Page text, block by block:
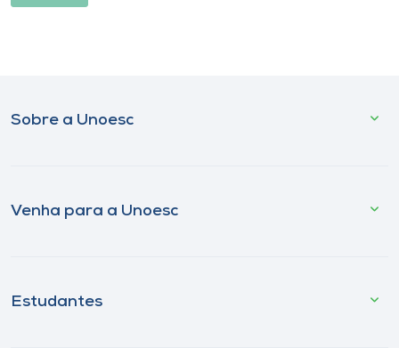
Sobre a Unoesc
Venha para a Unoesc
Estudantes